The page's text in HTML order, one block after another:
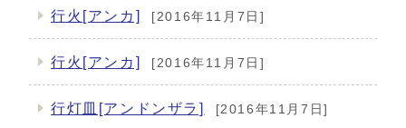
行火[アンカ] [2016年11月7日]
行火[アンカ] [2016年11月7日]
行灯皿[アンドンザラ] [2016年11月7日]